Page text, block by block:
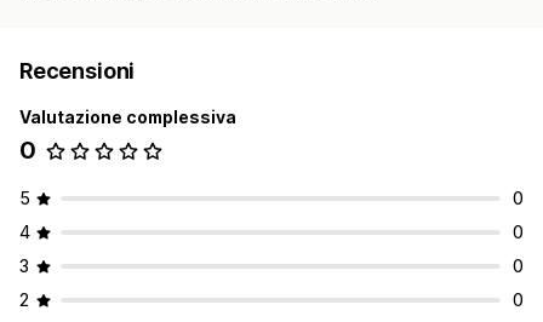
Recensioni
Valutazione complessiva
0
5
0
4
0
3
0
2
0